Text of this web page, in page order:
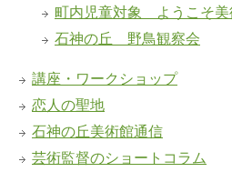
町内児童対象 ようこそ美
石神の丘 野鳥観察会
講座・ワークショップ
恋人の聖地
石神の丘美術館通信
芸術監督のショートコラム